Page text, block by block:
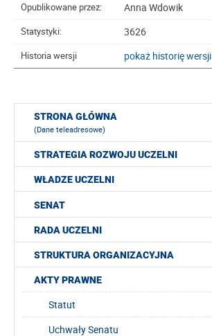
Opublikowane przez: Anna Wdowik
Statystyki: 3626
Historia wersji pokaż historię wersji
STRONA GŁÓWNA
(Dane teleadresowe)
STRATEGIA ROZWOJU UCZELNI
WŁADZE UCZELNI
SENAT
RADA UCZELNI
STRUKTURA ORGANIZACYJNA
AKTY PRAWNE
Statut
Uchwały Senatu